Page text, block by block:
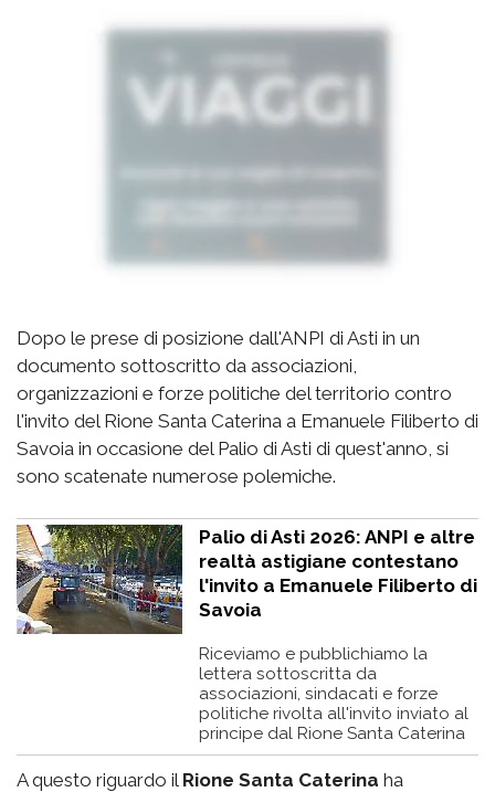
Dopo le prese di posizione dall'ANPI di Asti in un
documento sottoscritto da associazioni,
organizzazioni e forze politiche del territorio contro
l'invito del Rione Santa Caterina a Emanuele Filiberto di
Savoia in occasione del Palio di Asti di quest'anno, si
sono scatenate numerose polemiche.
Palio di Asti 2026: ANPI e altre
realtà astigiane contestano
l'invito a Emanuele Filiberto di
Savoia
Riceviamo e pubblichiamo la
lettera sottoscritta da
associazioni, sindacati e forze
politiche rivolta all'invito inviato al
principe dal Rione Santa Caterina
A questo riguardo il Rione Santa Caterina ha